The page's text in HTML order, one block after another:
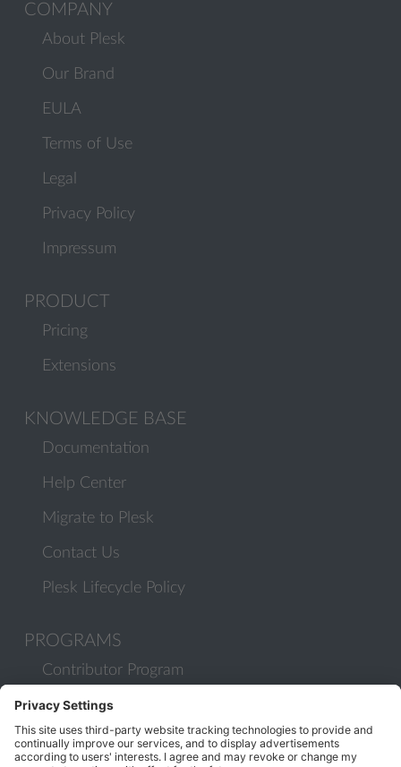
COMPANY
About Plesk
Our Brand
EULA
Terms of Use
Legal
Privacy Policy
Impressum
PRODUCT
Pricing
Extensions
KNOWLEDGE BASE
Documentation
Help Center
Migrate to Plesk
Contact Us
Plesk Lifecycle Policy
PROGRAMS
Contributor Program
Partner Program
COMMUNITY